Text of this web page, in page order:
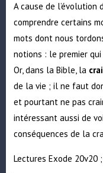
A cause de l’évolution
comprendre certains
mots dont nous
notions : le premier qui
Or, dans la Bible, la
de la vie ; il ne faut
et pourtant ne pas
intéressant aussi de
conséquences de la
Lectures Exode 20v20